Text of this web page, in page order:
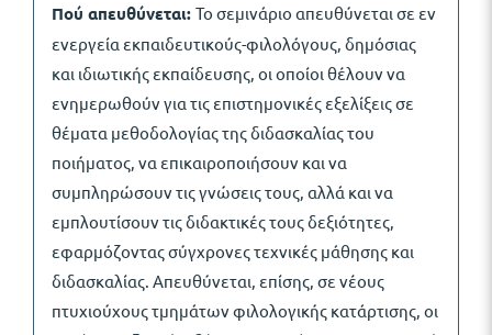
Πού απευθύνεται: Το σεμινάριο απευθύνεται σε εν
ενεργεία εκπαιδευτικούς-φιλολόγους, δημόσιας
και ιδιωτικής εκπαίδευσης, οι οποίοι θέλουν να
ενημερωθούν για τις επιστημονικές εξελίξεις σε
θέματα μεθοδολογίας της διδασκαλίας του
ποιήματος, να επικαιροποιήσουν και να
συμπληρώσουν τις γνώσεις τους, αλλά και να
εμπλουτίσουν τις διδακτικές τους δεξιότητες,
εφαρμόζοντας σύγχρονες τεχνικές μάθησης και
διδασκαλίας. Απευθύνεται, επίσης, σε νέους
πτυχιούχους τμημάτων φιλολογικής κατάρτισης, οι